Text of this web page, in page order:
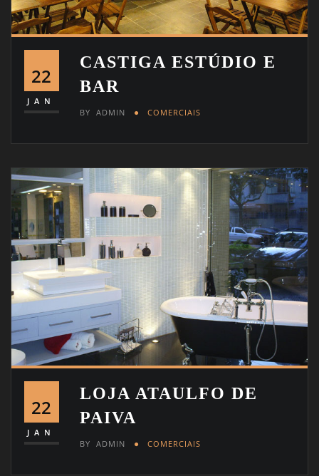
22
JAN
CASTIGA ESTÚDIO E
BAR
BY ADMIN COMERCIAIS
22
JAN
LOJA ATAULFO DE
PAIVA
BY ADMIN COMERCIAIS